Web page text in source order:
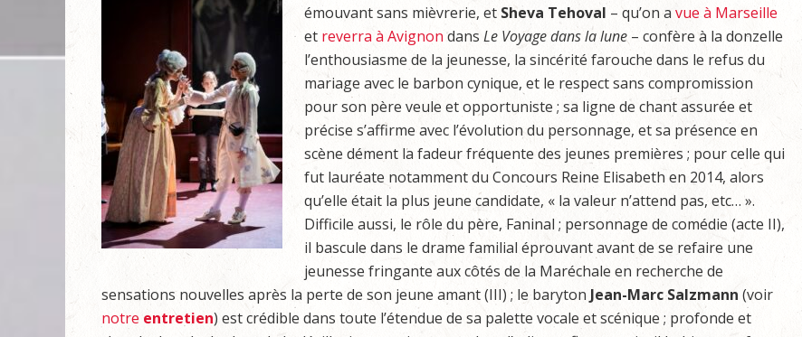
émouvant sans mièvrerie, et Sheva Tehoval – qu’on a vue à Marseille
et reverra à Avignondans Le Voyage dans la lune – confère à la donzelle
l’enthousiasme de la jeunesse, la sincérité farouche dans le refus du
mariage avec le barbon cynique, et le respect sans compromission
pour son père veule et opportuniste ; sa ligne de chant assurée et
précise s’affirme avec l’évolution du personnage, et sa présence en
scène dément la fadeur fréquente des jeunes premières ; pour celle qui
fut lauréate notamment du Concours Reine Elisabeth en 2014, alors
qu’elle était la plus jeune candidate, « la valeur n’attend pas, etc… ».
Difficile aussi, le rôle du père, Faninal ; personnage de comédie (acte II),
il bascule dans le drame familial éprouvant avant de se refaire une
jeunesse fringante aux côtés de la Maréchale en recherche de
sensations nouvelles après la perte de son jeune amant (III) ; le baryton Jean-Marc Salzmann (voir
notre entretien) est crédible dans toute l’étendue de sa palette vocale et scénique ; profonde et